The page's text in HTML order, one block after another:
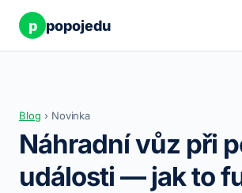
p popojedu
Blog › Novinka
Náhradní vůz při
události — jak to